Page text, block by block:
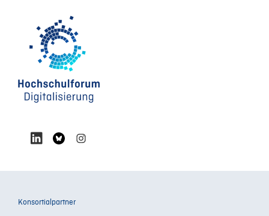
Konsortialpartner